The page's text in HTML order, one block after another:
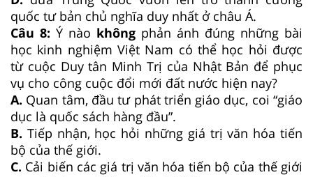
quốc tư bản chủ nghĩa duy nhất ở châu Á.
Câu 8: Ý nào không phản ánh đúng những bài
học kinh nghiệm Việt Nam có thể học hỏi được
từ cuộc Duy tân Minh Trị của Nhật Bản để phục
vụ cho công cuộc đổi mới đất nước hiện nay?
A. Quan tâm, đầu tư phát triển giáo dục, coi “giáo
dục là quốc sách hàng đầu”.
B. Tiếp nhận, học hỏi những giá trị văn hóa tiến
bộ của thế giới.
C. Cải biến các giá trị văn hóa tiến bộ của thế giới